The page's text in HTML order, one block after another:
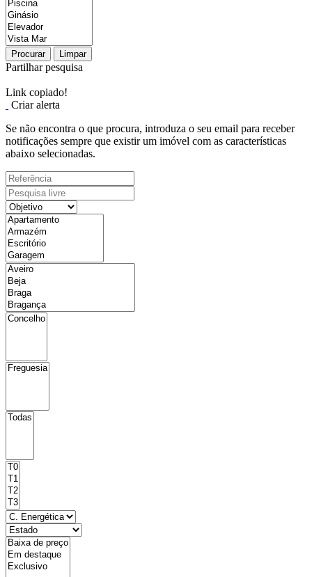
Procurar Limpar
Partilhar pesquisa
Link copiado!
Criar alerta
Se não encontra o que procura, introduza o seu email para receber
notificações sempre que existir um imóvel com as características
abaixo selecionadas.